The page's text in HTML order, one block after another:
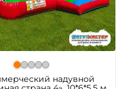
надувной